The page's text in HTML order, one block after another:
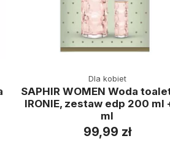
Dla kobiet
SAPHIR WOMEN Woda
IRONIE, zestaw edp 200 ml
ml
99,99 zł